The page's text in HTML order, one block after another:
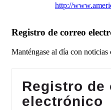
http://
Registro de correo
Manténgase al día con noticias
Registro de
electrónico